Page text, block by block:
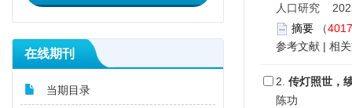
在线期刊
当期目录
人口研究
摘要 （4017
参考文献 | 相
2. 传灯照世，
陈功